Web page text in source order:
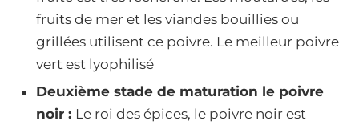
fruits de mer et les viandes bouillies ou
grillées utilisent ce poivre. Le meilleur poivre
vert est lyophilisé
Deuxième stade de maturation le poivre
noir : Le roi des épices, le poivre noir est